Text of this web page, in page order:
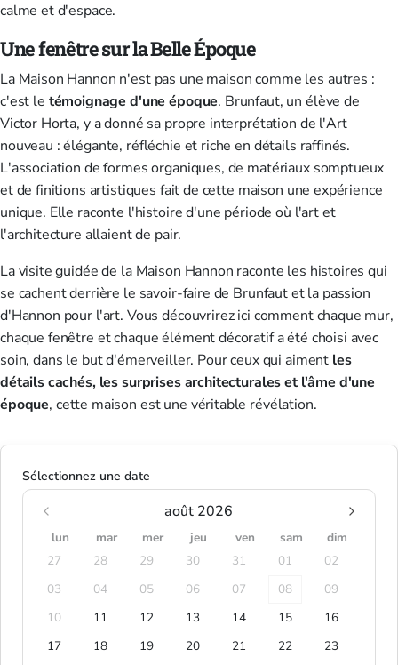
calme et d'espace.
Une fenêtre sur la Belle Époque
La Maison Hannon n'est pas une maison comme les autres :
c'est le témoignage d'une époque. Brunfaut, un élève de
Victor Horta, y a donné sa propre interprétation de l'Art
nouveau : élégante, réfléchie et riche en détails raffinés.
L'association de formes organiques, de matériaux somptueux
et de finitions artistiques fait de cette maison une expérience
unique. Elle raconte l'histoire d'une période où l'art et
l'architecture allaient de pair.
La visite guidée de la Maison Hannon raconte les histoires qui
se cachent derrière le savoir-faire de Brunfaut et la passion
d'Hannon pour l'art. Vous découvrirez ici comment chaque mur,
chaque fenêtre et chaque élément décoratif a été choisi avec
soin, dans le but d'émerveiller. Pour ceux qui aiment les
détails cachés, les surprises architecturales et l'âme d'une
époque, cette maison est une véritable révélation.
Sélectionnez une date
août 2026
lun mar mer jeu ven sam
dim
27
28 29 30 31 01
02
03
04 05 06 07 08
09
10
11 12 13 14 15
16
17
18 19 20 21 22
23